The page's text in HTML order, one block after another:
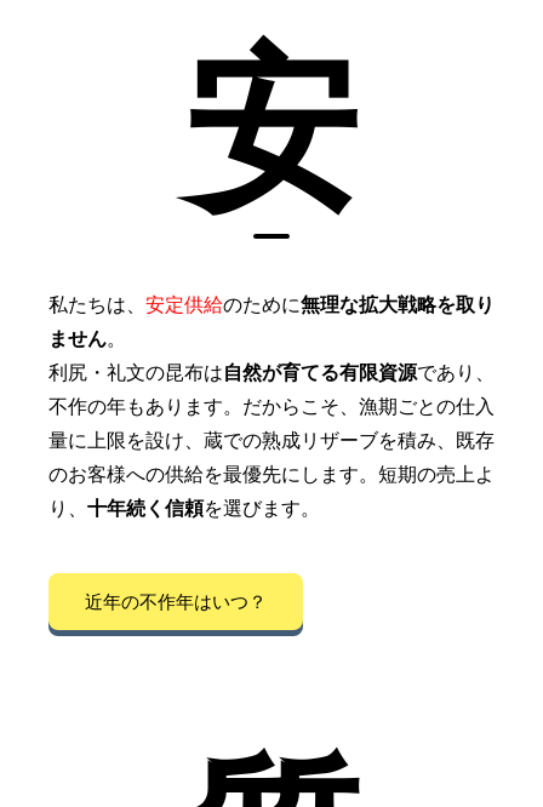
安
私たちは、 安定供給のために無理な拡大戦略を取り
ません。
利尻・礼文の昆布は自然が育てる有限資源であり、
不作の年もあります。だからこそ、漁期ごとの仕入
量に上限を設け、蔵での熟成リザーブを積み、既存
のお客様への供給を最優先にします。短期の売上よ
り、 十年続く信頼を選びます。
近年の不作年はいつ？